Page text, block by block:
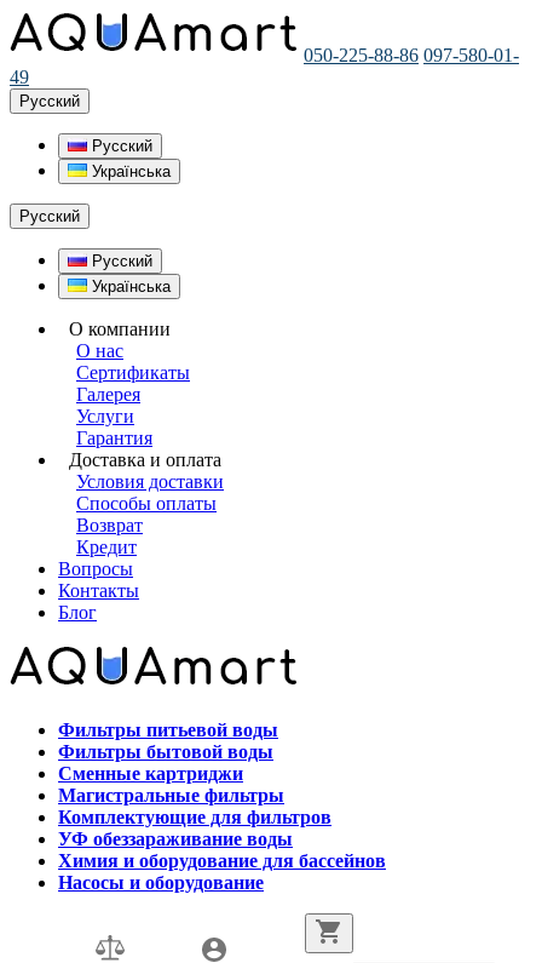
050-225-88-86 097-580-01-
49
Русский
Русский
Українська
Русский
Русский
Українська
О компании
О нас
Сертификаты
Галерея
Услуги
Гарантия
Доставка и оплата
Условия доставки
Способы оплаты
Возврат
Кредит
Вопросы
Контакты
Блог
Фильтры питьевой воды
Фильтры бытовой воды
Сменные картриджи
Магистральные фильтры
Комплектующие для фильтров
УФ обеззараживание воды
Химия и оборудование для бассейнов
Насосы и оборудование